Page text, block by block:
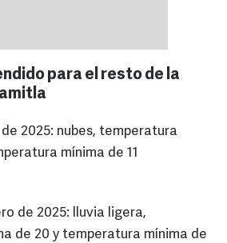
para el resto de la
2025: nubes, temperatura
mínima de 11
de 2025: lluvia ligera,
de 20 y temperatura mínima de